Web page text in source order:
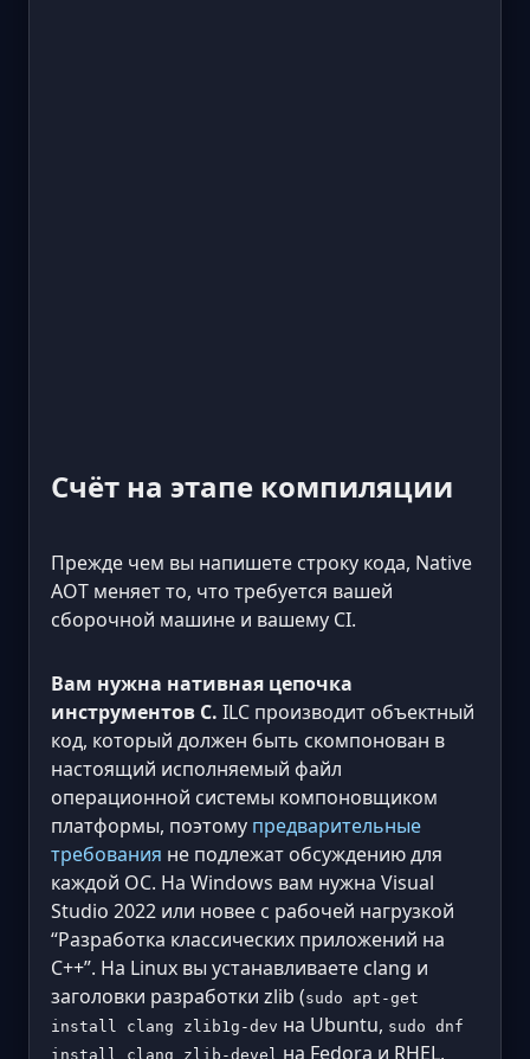
Счёт на этапе компиляции
Прежде чем вы напишете строку кода, Native
AOT меняет то, что требуется вашей
сборочной машине и вашему CI.
Вам нужна нативная цепочка
инструментов C. ILC производит объектный
код, который должен быть скомпонован в
настоящий исполняемый файл
операционной системы компоновщиком
платформы, поэтому предварительные
требования не подлежат обсуждению для
каждой ОС. На Windows вам нужна Visual
Studio 2022 или новее с рабочей нагрузкой
“Разработка классических приложений на
C++”. На Linux вы устанавливаете clang и
заголовки разработки zlib (sudo apt-get
install clang zlib1g-dev на Ubuntu, sudo dnf
install clang zlib-devel на Fedora и RHEL,